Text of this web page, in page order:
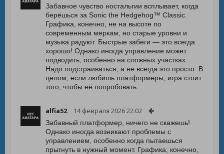
Забавное чувство ностальгии всплывает, когда
берёшься за Sonic the Hedgehog™ Classic.
Графика, конечно, не на высоте по
современным меркам, но старые уровни и
музыка радуют. Быстрые забеги — это всегда
хорошо! Однако иногда управление может
подводить, особенно на сложных участках.
Надо подстраиваться, а не всегда это просто. В
целом, если любишь платформеры, игра стоит
того, чтобы её попробовать.
alfia52 14 февраля 2026 22:02
Забавный платформер, ничего не скажешь!
Однако иногда возникают проблемы с
управлением, особенно когда пытаешься
прыгнуть в нужный момент. Графика, конечно,